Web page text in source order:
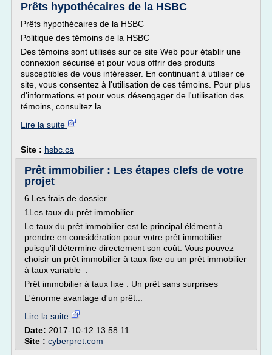
Prêts hypothécaires de la HSBC
Prêts hypothécaires de la HSBC
Politique des témoins de la HSBC
Des témoins sont utilisés sur ce site Web pour établir une
connexion sécurisé et pour vous offrir des produits
susceptibles de vous intéresser. En continuant à utiliser ce
site, vous consentez à l'utilisation de ces témoins. Pour plus
d'informations et pour vous désengager de l'utilisation des
témoins, consultez la...
Lire la suite
Site : hsbc.ca
Prêt immobilier : Les étapes clefs de votre
projet
6 Les frais de dossier
1Les taux du prêt immobilier
Le taux du prêt immobilier est le principal élément à
prendre en considération pour votre prêt immobilier
puisqu'il détermine directement son coût. Vous pouvez
choisir un prêt immobilier à taux fixe ou un prêt immobilier
à taux variable :
Prêt immobilier à taux fixe : Un prêt sans surprises
L'énorme avantage d'un prêt...
Lire la suite
Date: 2017-10-12 13:58:11
Site : cyberpret.com